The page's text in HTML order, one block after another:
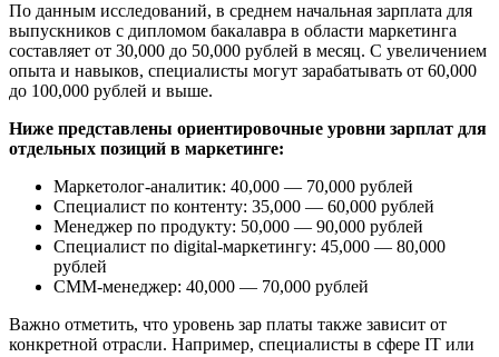
По данным исследований, в среднем начальная зарплата для
выпускников с дипломом бакалавра в области маркетинга
составляет от 30,000 до 50,000 рублей в месяц. С увеличением
опыта и навыков, специалисты могут зарабатывать от 60,000
до 100,000 рублей и выше.
Ниже представлены ориентировочные уровни зарплат для
отдельных позиций в маркетинге:
Маркетолог-аналитик: 40,000 — 70,000 рублей
Специалист по контенту: 35,000 — 60,000 рублей
Менеджер по продукту: 50,000 — 90,000 рублей
Специалист по digital-маркетингу: 45,000 — 80,000
рублей
СММ-менеджер: 40,000 — 70,000 рублей
Важно отметить, что уровень зар платы также зависит от
конкретной отрасли. Например, специалисты в сфере IT или